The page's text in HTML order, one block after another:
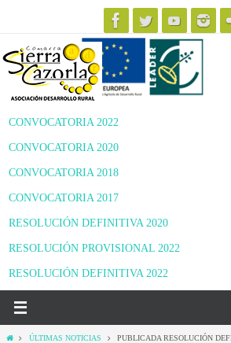
contenido
CONVOCATORIA 2022
CONVOCATORIA 2020
CONVOCATORIA 2018
CONVOCATORIA 2017
RESOLUCIÓN DEFINITIVA 2020
RESOLUCIÓN PROVISIONAL 2022
RESOLUCIÓN DEFINITIVA 2022
InicioÚLTIMAS NOTICIAS
PUBLICADA RESOLUCIÓN